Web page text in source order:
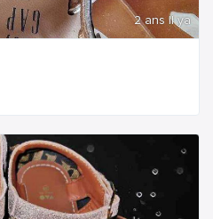
2 ans Il ya